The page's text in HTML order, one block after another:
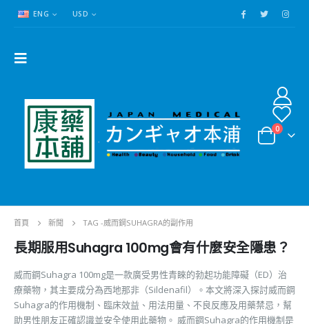
ENG USD
0
首頁 新聞 TAG -威而鋼SUHAGRA的副作用
長期服用Suhagra 100mg會有什麼安全隱患？
威而鋼Suhagra 100mg是一款廣受男性青睞的勃起功能障礙（ED）治
療藥物，其主要成分為西地那非（Sildenafil）。本文將深入探討威而鋼
Suhagra的作用機制、臨床效益、用法用量、不良反應及用藥禁忌，幫
助男性朋友正確認識並安全使用此藥物。 威而鋼Suhagra的作用機制是